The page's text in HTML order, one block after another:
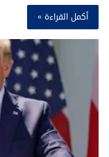
أكمل القراءة »